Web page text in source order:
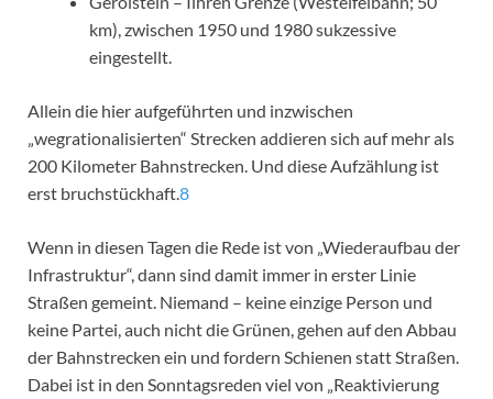
km), zwischen 1950 und 1980 sukzessive
eingestellt.
Allein die hier aufgeführten und inzwischen
„wegrationalisierten“ Strecken addieren sich auf mehr als
200 Kilometer Bahnstrecken. Und diese Aufzählung ist
erst bruchstückhaft.8
Wenn in diesen Tagen die Rede ist von „Wiederaufbau der
Infrastruktur“, dann sind damit immer in erster Linie
Straßen gemeint. Niemand – keine einzige Person und
keine Partei, auch nicht die Grünen, gehen auf den Abbau
der Bahnstrecken ein und fordern Schienen statt Straßen.
Dabei ist in den Sonntagsreden viel von „Reaktivierung